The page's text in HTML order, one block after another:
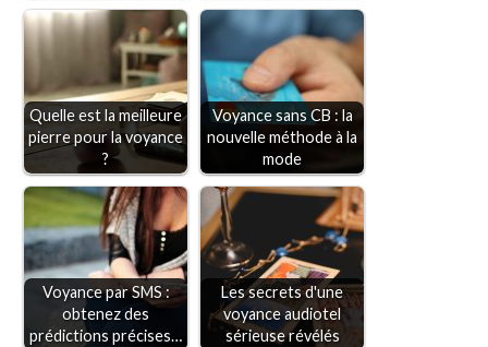
Quelle est la meilleure
pierre pour la voyance
?
Voyance sans CB : la
nouvelle méthode à la
mode
Voyance par SMS :
obtenez des
prédictions précises…
Les secrets d'une
voyance audiotel
sérieuse révélés